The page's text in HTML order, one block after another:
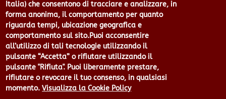
Pratico: procedimenti e istanze online
Città Metropolitana di Genova - Piazzale Mazzini 2 -16122 -
Genova | CF:80007350103 - P.Iva: 00949170104 | Codice IPA: cmge
Centralino 010 54991 Fax 010 5499244 URP 010 5499456
Num.Verde 800 509420 | P.E.C.:
pec@cert.cittametropolitana.genova.it
Privacy|Tecnologie e Accessibilità|Note Legali
Italia) che consentono di tracciare e analizzare, in
forma anonima, il comportamento per quanto
riguarda tempi, ubicazione geografica e
comportamento sul sito.Puoi acconsentire
all’utilizzo di tali tecnologie utilizzando il
pulsante “Accetta” o rifiutare utilizzando il
pulsante "Rifiuta". Puoi liberamente prestare,
rifiutare o revocare il tuo consenso, in qualsiasi
momento. Visualizza la Cookie Policy